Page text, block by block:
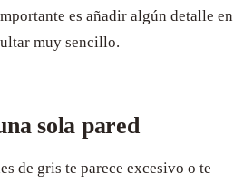
es añadir algún detalle en
muy sencillo.
sola pared
de gris te parece excesivo o te